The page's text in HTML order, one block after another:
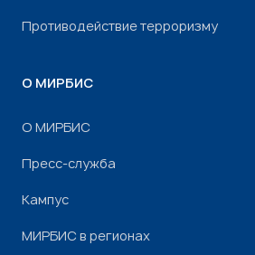
Противодействие терроризму
О МИРБИС
О МИРБИС
Пресс-служба
Кампус
МИРБИС в регионах